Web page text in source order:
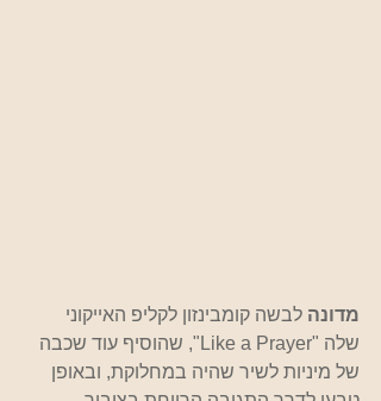
מדונה לבשה קומבינזון לקליפ האייקוני
שלה "Like a Prayer", שהוסיף עוד שכבה
של מיניות לשיר שהיה במחלוקת, ובאופן